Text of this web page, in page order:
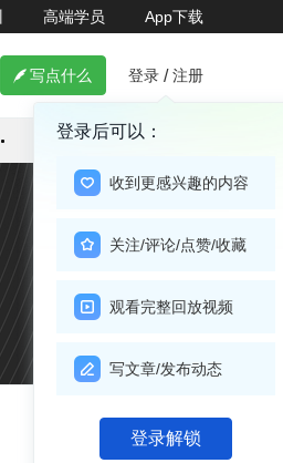
高端学员 App下载
 写点什么 登录 / 注册
登录后可以：
收到更感兴趣的内容
关注/评论/点赞/收藏
观看完整回放视频
写文章/发布动态
登录解锁
关注